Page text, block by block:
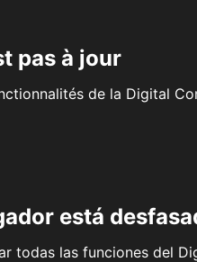
pas à jour
de la Digital
está
todas las funciones del